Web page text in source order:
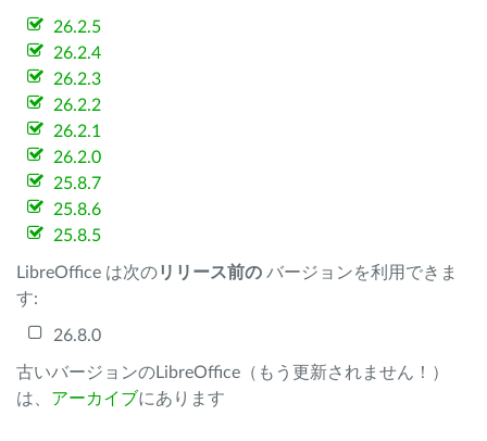
26.2.5
26.2.4
26.2.3
26.2.2
26.2.1
26.2.0
25.8.7
25.8.6
25.8.5
LibreOffice は次のリリース前の バージョンを利用できま
す:
26.8.0
古いバージョンのLibreOffice（もう更新されません！）
は、 アーカイブにあります